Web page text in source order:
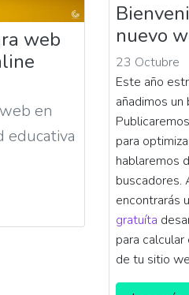
web
en
educativa
nuevo
23 Octubre
Este año
añadimos un
para
hablaremos
buscadores.
encontrarás
gratuíta
para
de tu sitio